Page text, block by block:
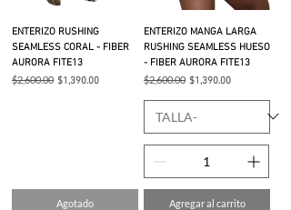
ENTERIZO RUSHING
SEAMLESS CORAL - FIBER
AURORA FITE13
Precio
$2,600.00 Precio de oferta
$1,390.00
Agotado
ENTERIZO MANGA LARGA
RUSHING SEAMLESS HUESO
- FIBER AURORA FITE13
Precio
$2,600.00 Precio de oferta
$1,390.00
Agregar al carrito